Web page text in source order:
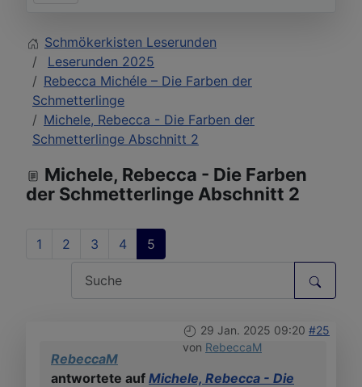
Schmökerkisten Leserunden
Leserunden 2025
Rebecca Michéle – Die Farben der
Schmetterlinge
Michele, Rebecca - Die Farben der
Schmetterlinge Abschnitt 2
Michele, Rebecca - Die Farben
der Schmetterlinge Abschnitt 2
1 2 3 4 5
29 Jan. 2025 09:20 #25
von RebeccaM
RebeccaM
antwortete auf Michele, Rebecca - Die